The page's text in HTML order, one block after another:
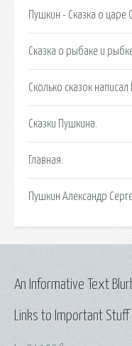
Пушкин - Сказка о царе
Сказка о рыбаке и
Сколько сказок
Сказки Пушкина.
Главная.
Пушкин Александр
Links to Important Stuff
An Informative Text